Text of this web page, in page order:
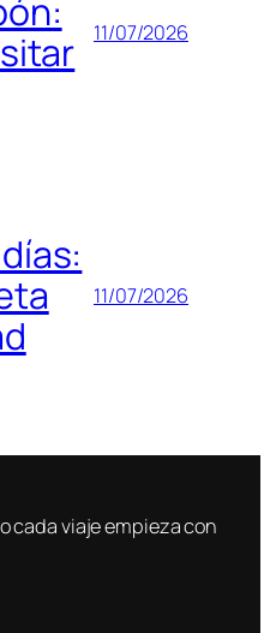
11/07/2026
11/07/2026
cada viaje empieza con